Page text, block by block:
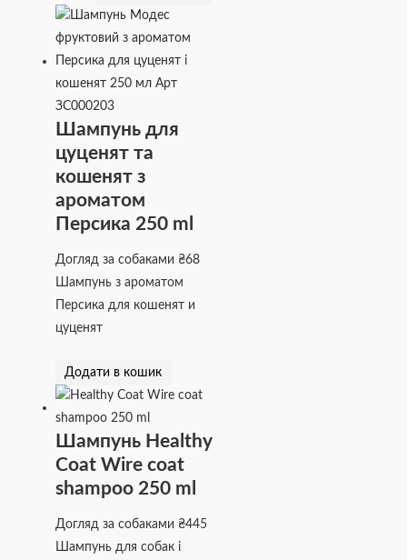
Шампунь для
цуценят та
кошенят з
ароматом
Персика 250 ml
Догляд за собаками₴68
Шампунь з ароматом
Персика для кошенят и
цуценят
Додати в кошик
Шампунь Healthy
Coat Wire coat
shampoo 250 ml
Догляд за собаками₴445
Шампунь для собак і